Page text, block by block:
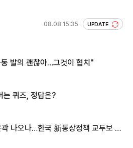
08.08 15:35 UPDATE
발의 괜찮아…그것이 협치"
는 퀴즈, 정답은?
나오나…한국 新통상정책 교두보 활